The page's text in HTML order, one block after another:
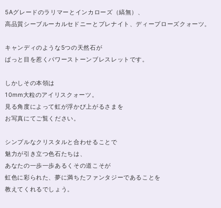
5Aグレードのラリマーとインカローズ（縞無）、
高品質シーブルーカルセドニーとプレナイト、ディープローズクォーツ。
キャンディのような5つの天然石が
ぱっと目を惹くパワーストーンブレスレットです。
しかしその本領は
10mm大粒のアイリスクォーツ。
見る角度によって虹が浮かび上がるさまを
お写真にてご覧ください。
シンプルなクリスタルと合わせることで
魅力が引き立つ色石たちは、
あなたの一歩一歩あるくその道こそが
虹色に彩られた、夢に満ちたファンタジーであることを
教えてくれるでしょう。